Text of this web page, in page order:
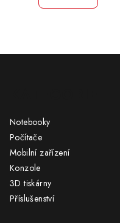
Notebooky
Počítače
Mobilní zařízení
Konzole
3D tiskárny
Příslušenství